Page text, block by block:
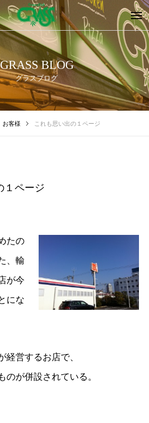
GRASS BLOG
グラスブログ
お客様 これも思い出の１ページ
１ページ
たの
、輸
が今
にな
経営するお店で、
のが併設されている。